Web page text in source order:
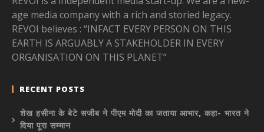
age media company with a rich and storied legacy.
REVOI believes : “INFACT EVERY PERSON ON THIS
EARTH IS ARGUABLY A STAKEHOLDER IN EVERY
ORGANISATION ON THIS PLANET”
RECENT POSTS
शेख हसीना के बेटे सजीब ने पीएम मोदी का जताया आभार, कहा- भारत ने
दिया पूरा सम्मान